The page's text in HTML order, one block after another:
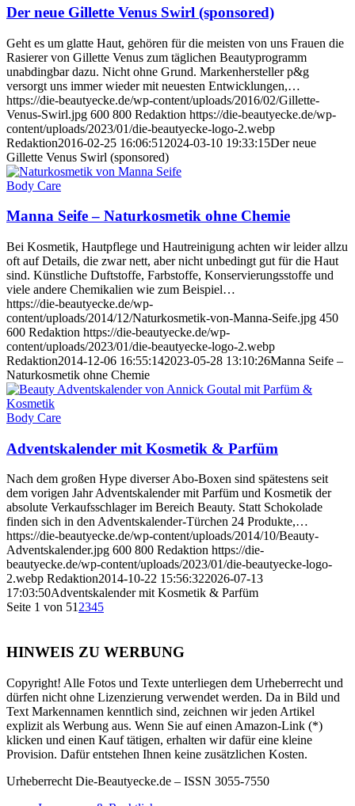
Der neue Gillette Venus Swirl (sponsored)
Geht es um glatte Haut, gehören für die meisten von uns Frauen die
Rasierer von Gillette Venus zum täglichen Beautyprogramm
unabdingbar dazu. Nicht ohne Grund. Markenhersteller p&g
versorgt uns immer wieder mit neuesten Entwicklungen,…
https://die-beautyecke.de/wp-content/uploads/2016/02/Gillette-
Venus-Swirl.jpg 600 800 Redaktion https://die-beautyecke.de/wp-
content/uploads/2023/01/die-beautyecke-logo-2.webp
Redaktion2016-02-25 16:06:51 2024-03-10 19:33:15Der neue
Gillette Venus Swirl (sponsored)
Body Care
Manna Seife – Naturkosmetik ohne Chemie
Bei Kosmetik, Hautpflege und Hautreinigung achten wir leider allzu
oft auf Details, die zwar nett, aber nicht unbedingt gut für die Haut
sind. Künstliche Duftstoffe, Farbstoffe, Konservierungsstoffe und
viele andere Chemikalien wie zum Beispiel…
https://die-beautyecke.de/wp-
content/uploads/2014/12/Naturkosmetik-von-Manna-Seife.jpg 450
600 Redaktion https://die-beautyecke.de/wp-
content/uploads/2023/01/die-beautyecke-logo-2.webp
Redaktion2014-12-06 16:55:142023-05-28 13:10:26Manna Seife –
Naturkosmetik ohne Chemie
Body Care
Adventskalender mit Kosmetik & Parfüm
Nach dem großen Hype diverser Abo-Boxen sind spätestens seit
dem vorigen Jahr Adventskalender mit Parfüm und Kosmetik der
absolute Verkaufsschlager im Bereich Beauty. Statt Schokolade
finden sich in den Adventskalender-Türchen 24 Produkte,…
https://die-beautyecke.de/wp-content/uploads/2014/10/Beauty-
Adventskalender.jpg 600 800 Redaktion https://die-
beautyecke.de/wp-content/uploads/2023/01/die-beautyecke-logo-
2.webp Redaktion2014-10-22 15:56:322026-07-13
17:03:50Adventskalender mit Kosmetik & Parfüm
Seite 1 von 51 2345
HINWEIS ZU WERBUNG
Copyright! Alle Fotos und Texte unterliegen dem Urheberrecht und
dürfen nicht ohne Lizenzierung verwendet werden. Da in Bild und
Text Markennamen kenntlich sind, zeichnen wir jeden Artikel
explizit als Werbung aus. Wenn Sie auf einen Amazon-Link (*)
klicken und einen Kauf tätigen, erhalten wir dafür eine kleine
Provision. Dafür entstehen Ihnen keine zusätzlichen Kosten.
Urheberrecht Die-Beautyecke.de – ISSN 3055-7550